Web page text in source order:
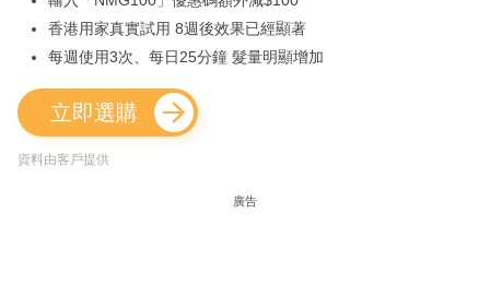
香港用家真實試用 8週後效果已經顯著
每週使用3次、每日25分鐘 髮量明顯增加
立即選購
資料由客戶提供
廣告